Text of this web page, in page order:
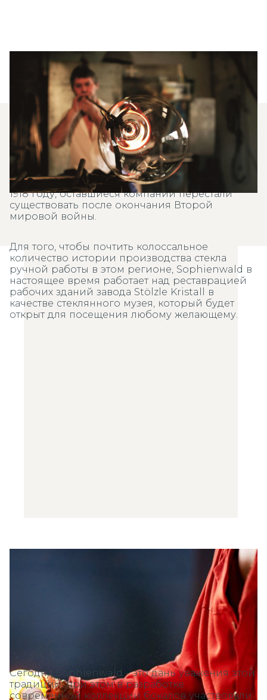
Регион, окружающий Альтнагельберг был
известен на протяжении веков как место
производства выдающихся стеклянных
изделий ручной работы, но большинство
производителей в этой области закрылись
после падения Австро-Венгерской империи в
1918 году, оставшиеся компании перестали
существовать после окончания Второй
мировой войны.
Для того, чтобы почтить колоссальное
количество истории производства стекла
ручной работы в этом регионе, Sophienwald в
настоящее время работает над реставрацией
рабочих зданий завода Stölzle Kristall в
качестве стеклянного музея, который будет
открыт для посещения любому желающему.
Сегодня Sophienwald - это дань уважения этой
традиции, при этом в разработке
современной коллекции бокалов участвовали